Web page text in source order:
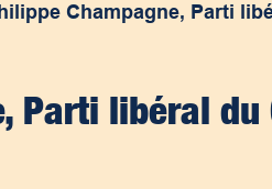
Champagne, Parti
Parti libéral du